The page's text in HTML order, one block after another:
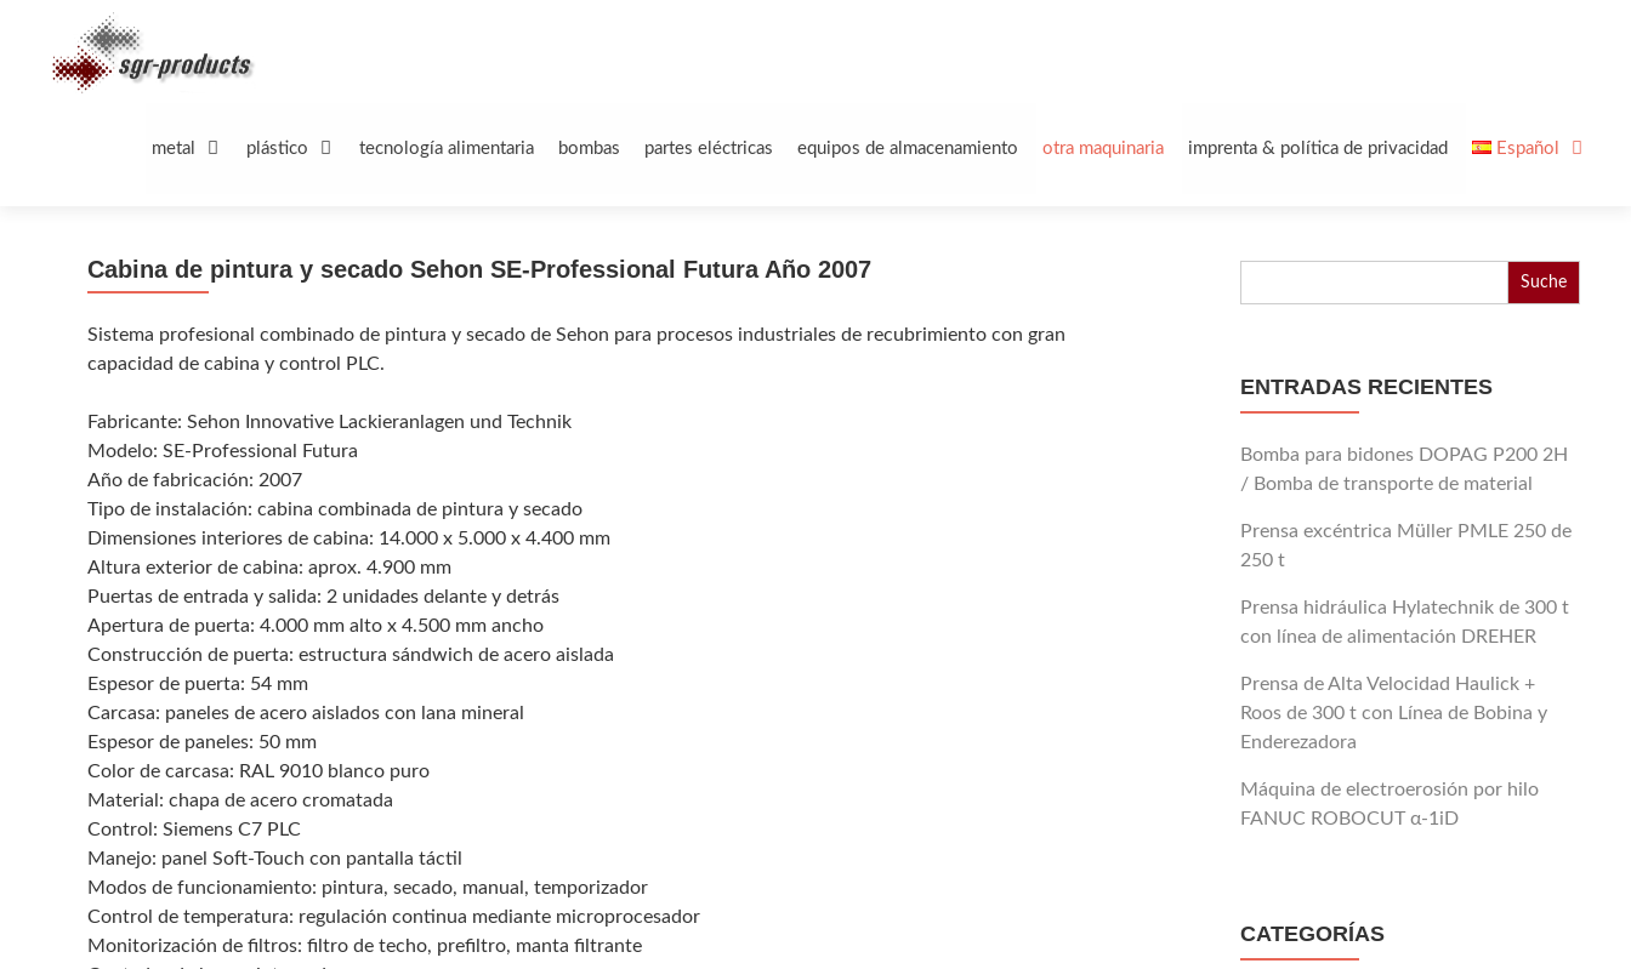
contenido
metal plástico tecnología alimentaria bombas partes eléctricas equipos de almacenamiento otra maquinaria imprenta & política de privacidad Español
Cabina de pintura y secado Sehon SE-Professional Futura Año 2007
Sistema profesional combinado de pintura y secado de Sehon para procesos industriales de recubrimiento con gran
capacidad de cabina y control PLC.
Fabricante: Sehon Innovative Lackieranlagen und Technik
Modelo: SE-Professional Futura
Año de fabricación: 2007
Tipo de instalación: cabina combinada de pintura y secado
Dimensiones interiores de cabina: 14.000 x 5.000 x 4.400 mm
Altura exterior de cabina: aprox. 4.900 mm
Puertas de entrada y salida: 2 unidades delante y detrás
Apertura de puerta: 4.000 mm alto x 4.500 mm ancho
Construcción de puerta: estructura sándwich de acero aislada
Espesor de puerta: 54 mm
Carcasa: paneles de acero aislados con lana mineral
Espesor de paneles: 50 mm
Color de carcasa: RAL 9010 blanco puro
Material: chapa de acero cromatada
Control: Siemens C7 PLC
Manejo: panel Soft-Touch con pantalla táctil
Modos de funcionamiento: pintura, secado, manual, temporizador
Control de temperatura: regulación continua mediante microprocesador
Monitorización de filtros: filtro de techo, prefiltro, manta filtrante
ENTRADAS RECIENTES
Bomba para bidones DOPAG P200 2H
/ Bomba de transporte de material
Prensa excéntrica Müller PMLE 250 de
250 t
Prensa hidráulica Hylatechnik de 300 t
con línea de alimentación DREHER
Prensa de Alta Velocidad Haulick +
Roos de 300 t con Línea de Bobina y
Enderezadora
Máquina de electroerosión por hilo
FANUC ROBOCUT α-1iD
CATEGORÍAS